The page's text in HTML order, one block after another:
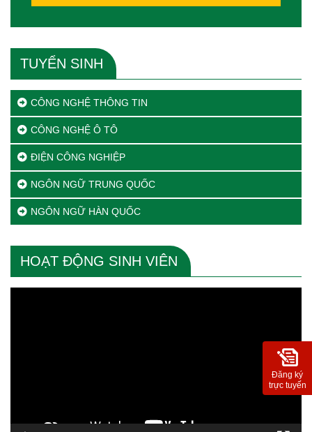
TUYỂN SINH
CÔNG NGHỆ THÔNG TIN
CÔNG NGHỆ Ô TÔ
ĐIỆN CÔNG NGHIỆP
NGÔN NGỮ TRUNG QUỐC
NGÔN NGỮ HÀN QUỐC
HOẠT ĐỘNG SINH VIÊN
Đăng ký
trực tuyến